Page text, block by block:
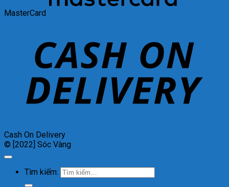
MasterCard
Cash On Delivery
© [2022] Sóc Vàng
Tìm kiếm: